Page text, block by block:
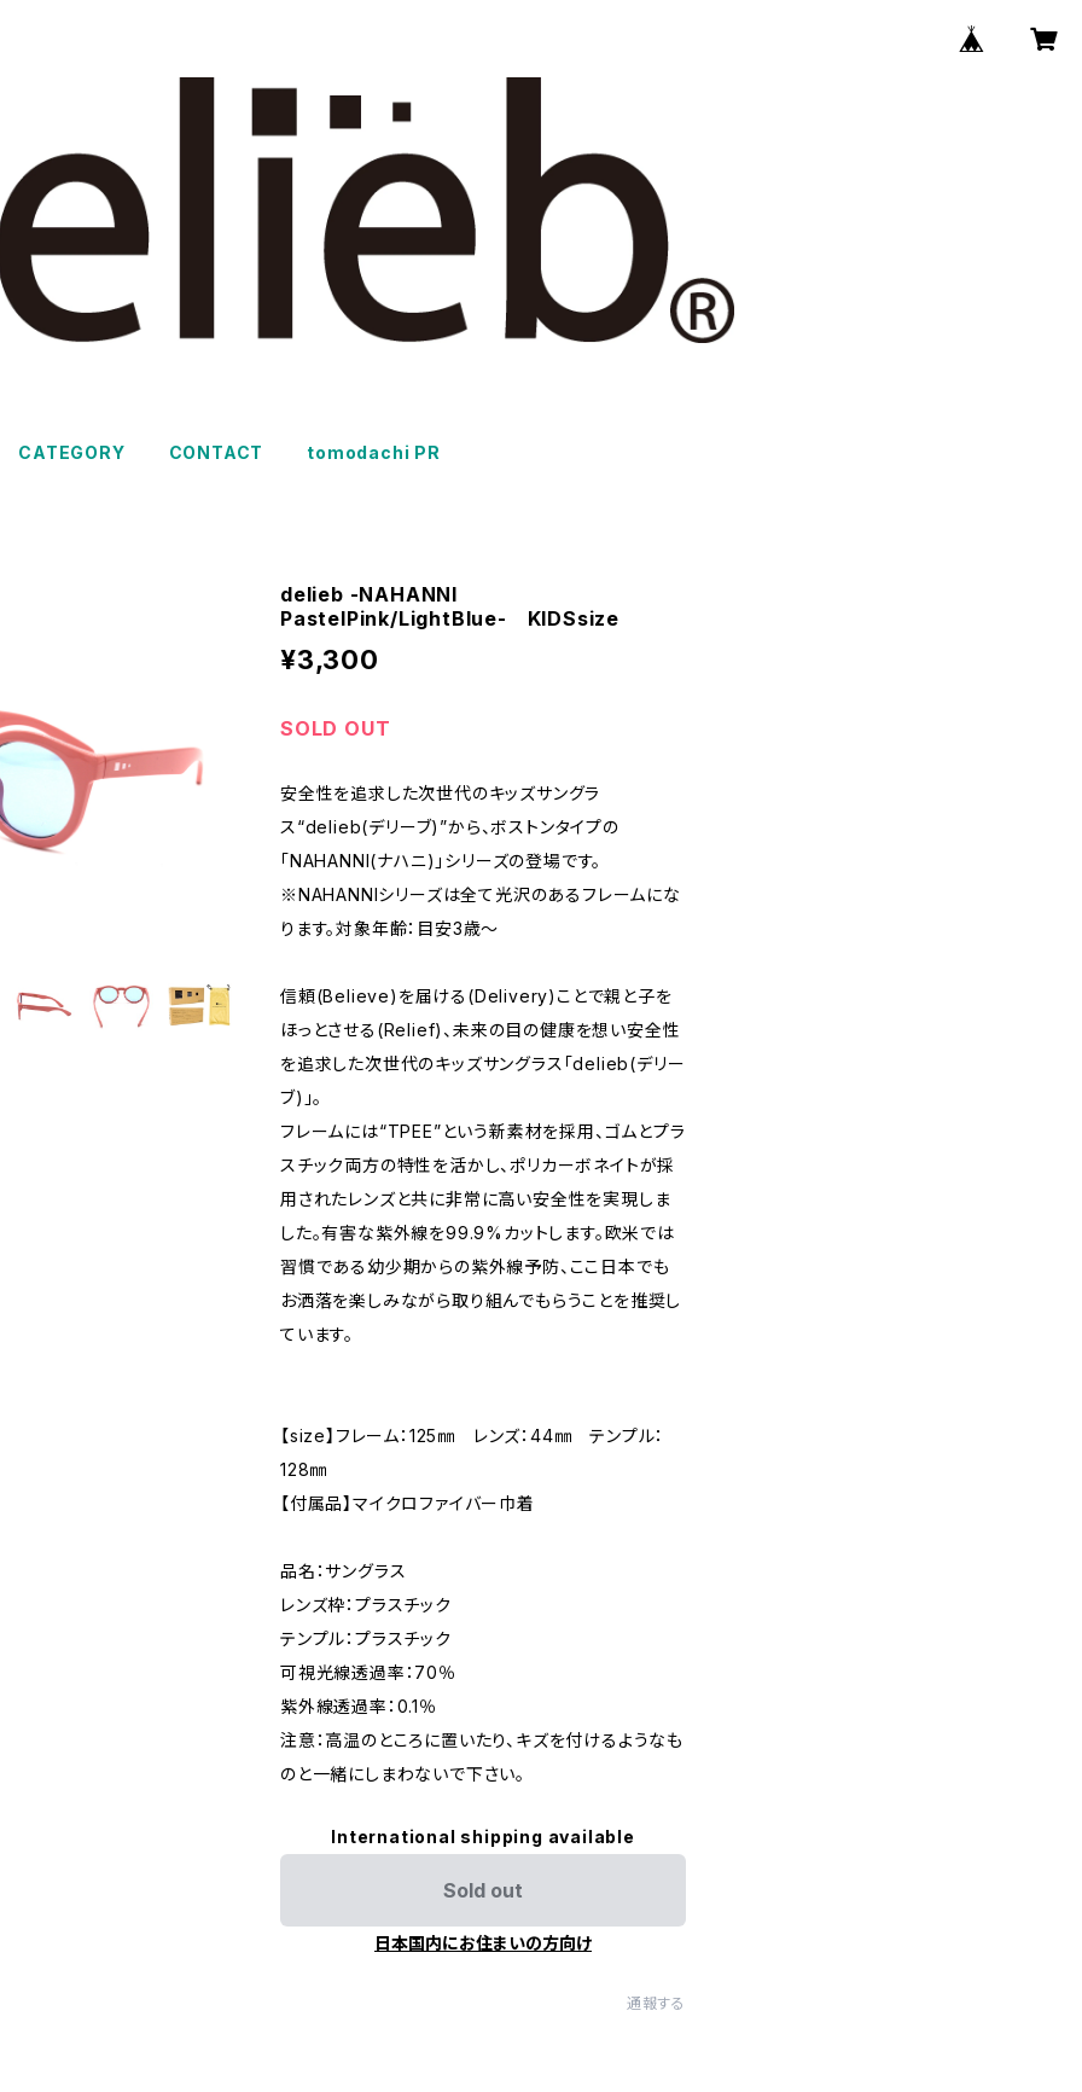
CATEGORY CONTACT tomodachi PR
delieb -NAHANNI
PastelPink/LightBlue- KIDSsize
¥3,300
SOLD OUT
安全性を追求した次世代のキッズサングラ
ス“delieb(デリーブ)”から、ボストンタイプの
「NAHANNI(ナハニ)」シリーズの登場です。
※NAHANNIシリーズは全て光沢のあるフレームにな
ります。対象年齢：目安3歳～
信頼(Believe)を届ける(Delivery)ことで親と子を
ほっとさせる(Relief)、未来の目の健康を想い安全性
を追求した次世代のキッズサングラス「delieb(デリー
ブ)」。
フレームには“TPEE”という新素材を採用、ゴムとプラ
スチック両方の特性を活かし、ポリカーボネイトが採
用されたレンズと共に非常に高い安全性を実現しま
した。有害な紫外線を99.9%カットします。欧米では
習慣である幼少期からの紫外線予防、ここ日本でも
お洒落を楽しみながら取り組んでもらうことを推奨し
ています。
【size】フレーム：125㎜ レンズ：44㎜ テンプル：
128㎜
【付属品】マイクロファイバー巾着
品名：サングラス
レンズ枠：プラスチック
テンプル：プラスチック
可視光線透過率：70％
紫外線透過率：0.1％
注意：高温のところに置いたり、キズを付けるようなも
のと一緒にしまわないで下さい。
International shipping available
Sold out
日本国内にお住まいの方向け
通報する